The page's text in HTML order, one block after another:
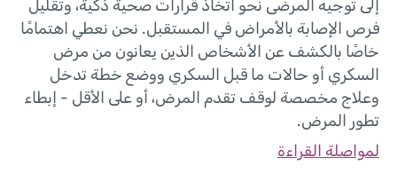
إلى توجيه المرضى نحو اتخاذ قرارات صحية ذكية، وتقليل
فرص الإصابة بالأمراض في المستقبل. نحن نعطي اهتمامًا
خاصًا بالكشف عن الأشخاص الذين يعانون من مرض
السكري أو حالات ما قبل السكري ووضع خطة تدخل
وعلاج مخصصة لوقف تقدم المرض، أو على الأقل - إبطاء
تطور المرض.
لمواصلة القراءة